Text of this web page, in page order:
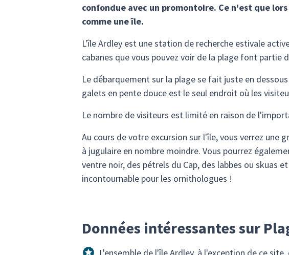
confondue avec un promontoire. Ce n'est que
comme une île.
L'île Ardley est une station de recherche estivale
cabanes que vous pouvez voir de la plage font partie
Le débarquement sur la plage se fait juste en
galets en pente douce est le seul endroit où les
Le nombre de visiteurs est limité en raison de
Au cours de votre excursion sur l'île, vous verrez une
à jugulaire en nombre moindre. Vous pourrez
ventre noir, des pétrels du Cap, des labbes ou skuas
incontournable pour les ornithologues !
Données intéressantes sur